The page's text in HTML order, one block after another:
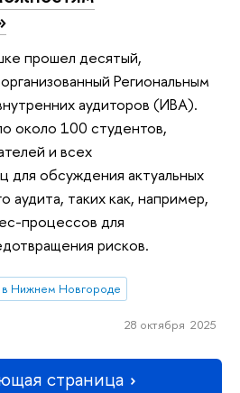
прошел десятый,
Региональным
аудиторов (ИВА).
около 100 студентов,
и всех
для обсуждения актуальных
аудита, таких как, например,
процессов для
рисков.
Нижнем Новгороде
28 октября 2025
страница